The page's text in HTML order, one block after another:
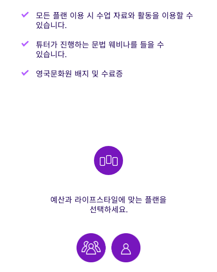
모든 플랜 이용 시 수업 자료와 활동을 이용할 수
있습니다.
튜터가 진행하는 문법 웨비나를 들을 수
있습니다.
영국문화원 배지 및 수료증
예산과 라이프스타일에 맞는 플랜을
선택하세요.